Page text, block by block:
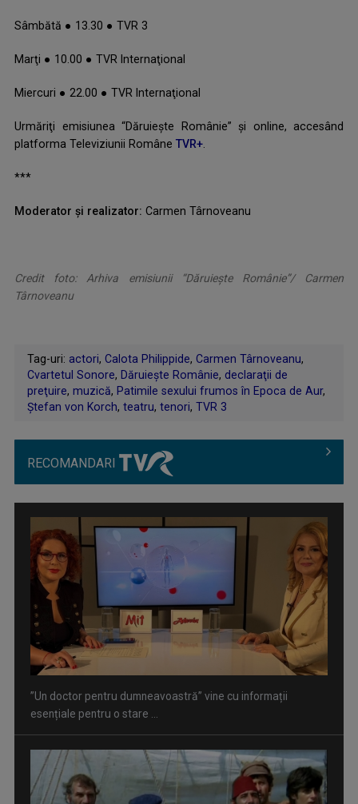
Sâmbătă ● 13.30 ● TVR 3
Marţi ● 10.00 ● TVR Internaţional
Miercuri ● 22.00 ● TVR Internaţional
Urmăriţi emisiunea “Dăruieşte Românie” şi online, accesând
platforma Televiziunii Române TVR+.
***
Moderator şi realizator: Carmen Târnoveanu
Credit foto: Arhiva emisiunii “Dăruiește Românie”/ Carmen
Târnoveanu
Tag-uri: actori, Calota Philippide, Carmen Târnoveanu,
Cvartetul Sonore, Dăruiește Românie, declaraţii de
preţuire, muzică, Patimile sexului frumos în Epoca de Aur,
Ștefan von Korch, teatru, tenori, TVR 3
RECOMANDARI
”Un doctor pentru dumneavoastră” vine cu informații
esențiale pentru o stare ...